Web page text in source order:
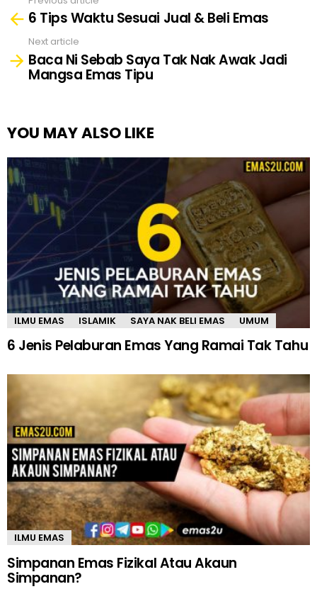
more6 Tips Waktu Sesuai Jual & Beli Emas
Next article
Baca Ni Sebab Saya Tak Nak Awak Jadi
Mangsa Emas Tipu
YOU MAY ALSO LIKE
ILMU EMAS ISLAMIK SAYA NAK BELI EMAS UMUM
6 Jenis Pelaburan Emas Yang Ramai Tak Tahu
ILMU EMAS
Simpanan Emas Fizikal Atau Akaun
Simpanan?